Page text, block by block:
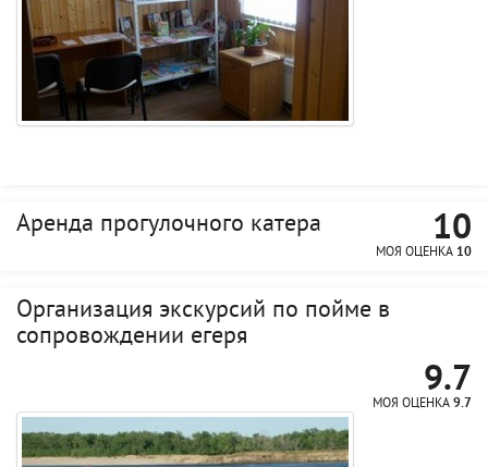
Аренда прогулочного катера 10
МОЯ ОЦЕНКА 10
Организация экскурсий по пойме в
сопровождении егеря
9.7
МОЯ ОЦЕНКА 9.7